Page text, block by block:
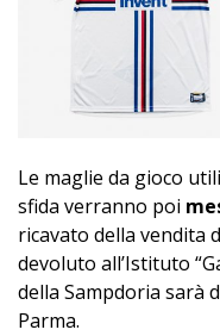
Le maglie da gioco
sfida verranno poi
ricavato della vendita
devoluto all’Istituto
della Sampdoria sarà
Parma.